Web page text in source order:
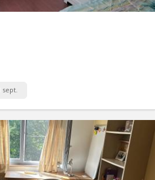
sept.
KV 2270
chambres (kots) contiguës à louer
Chambre 1 : 11 m² Loyer de 505 €